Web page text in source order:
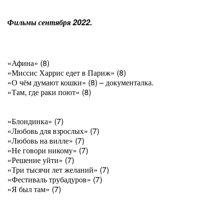
Фильмы сентября 2022.
«Афина» (8)
«Миссис Харрис едет в Париж» (8)
«О чём думают кошки» (8) – документалка.
«Там, где раки поют» (8)
«Блондинка» (7)
«Любовь для взрослых» (7)
«Любовь на вилле» (7)
«Не говори никому» (7)
«Решение уйти» (7)
«Три тысячи лет желаний» (7)
«Фестиваль трубадуров» (7)
«Я был там» (7)